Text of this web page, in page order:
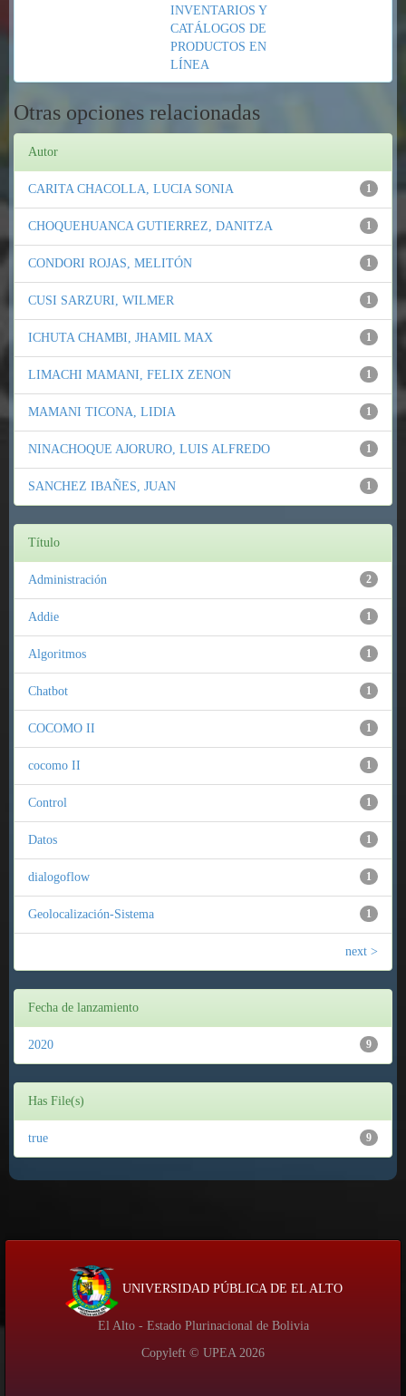
INVENTARIOS Y
CATÁLOGOS DE
PRODUCTOS EN
LÍNEA
Otras opciones relacionadas
Autor
1
CARITA CHACOLLA, LUCIA SONIA
1
CHOQUEHUANCA GUTIERREZ, DANITZA
1
CONDORI ROJAS, MELITÓN
1
CUSI SARZURI, WILMER
1
ICHUTA CHAMBI, JHAMIL MAX
1
LIMACHI MAMANI, FELIX ZENON
1
MAMANI TICONA, LIDIA
1
NINACHOQUE AJORURO, LUIS ALFREDO
1
SANCHEZ IBAÑES, JUAN
Título
2
Administración
1
Addie
1
Algoritmos
1
Chatbot
1
COCOMO II
1
cocomo II
1
Control
1
Datos
1
dialogoflow
1
Geolocalización-Sistema
next >
Fecha de lanzamiento
9
2020
Has File(s)
9
true
UNIVERSIDAD PÚBLICA DE EL ALTO
El Alto - Estado Plurinacional de Bolivia
Copyleft © UPEA 2026